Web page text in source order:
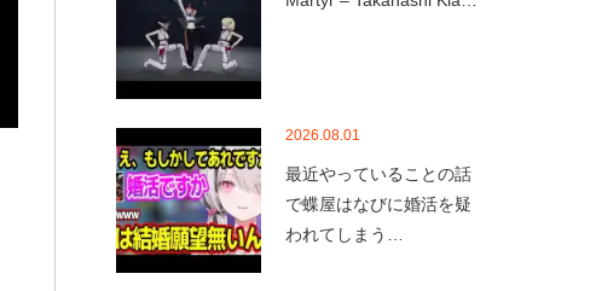
2026.08.01
最近やっていることの話
で蝶屋はなびに婚活を疑
われてしまう…